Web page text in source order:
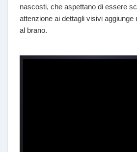
nascosti, che aspettano di essere
attenzione ai dettagli visivi aggiunge
al brano.